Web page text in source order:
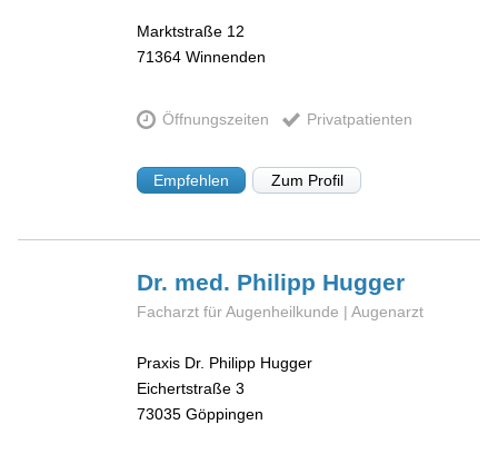
Marktstraße 12
71364 Winnenden
Öffnungszeiten Privatpatienten
Empfehlen Zum Profil
Dr. med. Philipp Hugger
Facharzt für Augenheilkunde | Augenarzt
Praxis Dr. Philipp Hugger
Eichertstraße 3
73035 Göppingen